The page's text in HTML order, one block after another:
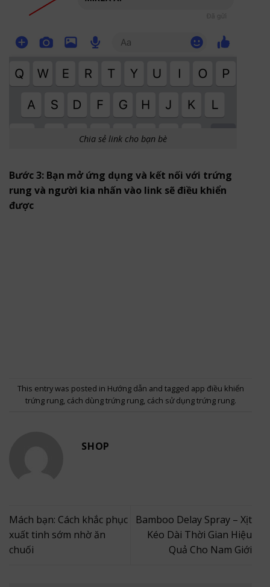
Chia sẻ link cho bạn bè
Bước 3: Bạn mở ứng dụng và kết nối với trứng
rung và người kia nhấn vào link sẽ điều khiển
được
This entry was posted in Hướng dẫn and tagged app điều khiển
trứng rung, cách dùng trứng rung, cách sử dụng trứng rung.
SHOP
Mách bạn: Cách khắc phục
xuất tinh sớm nhờ ăn
chuối
Bamboo Delay Spray – Xịt
Kéo Dài Thời Gian Hiệu
Quả Cho Nam Giới